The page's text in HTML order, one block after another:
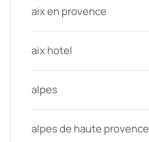
aix en provence
aix hotel
alpes
alpes de haute provence